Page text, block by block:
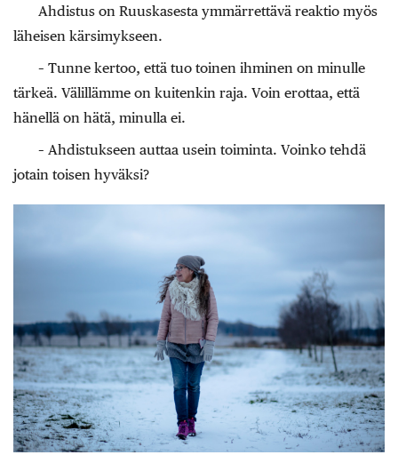
Ahdistus on Ruuskasesta ymmärrettävä reaktio myös
läheisen kärsimykseen.
– Tunne kertoo, että tuo toinen ihminen on minulle
tärkeä. Välillämme on kuitenkin raja. Voin erottaa, että
hänellä on hätä, minulla ei.
– Ahdistukseen auttaa usein toiminta. Voinko tehdä
jotain toisen hyväksi?